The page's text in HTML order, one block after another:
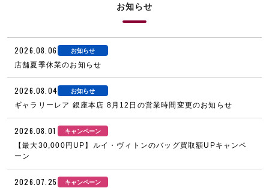
お知らせ
2026.08.06 お知らせ
店舗夏季休業のお知らせ
2026.08.04 お知らせ
ギャラリーレア 銀座本店 8月12日の営業時間変更のお知らせ
2026.08.01 キャンペーン
【最大30,000円UP】ルイ・ヴィトンのバッグ買取額UPキャンペ
ーン
2026.07.25 キャンペーン